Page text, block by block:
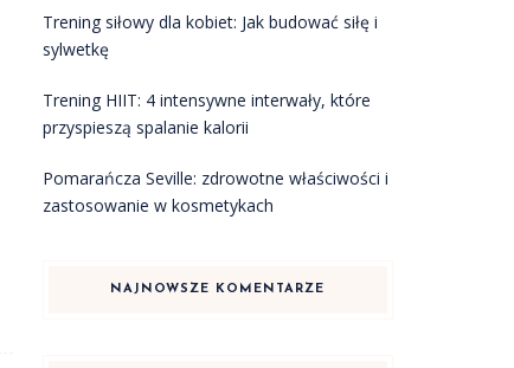
Trening siłowy dla kobiet: Jak budować siłę i
sylwetkę
Trening HIIT: 4 intensywne interwały, które
przyspieszą spalanie kalorii
Pomarańcza Seville: zdrowotne właściwości i
zastosowanie w kosmetykach
NAJNOWSZE KOMENTARZE